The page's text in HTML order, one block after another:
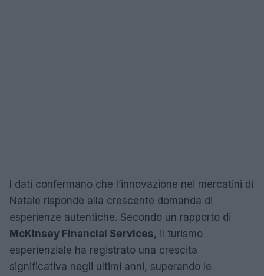
I dati confermano che l’innovazione nei mercatini di
Natale risponde alla crescente domanda di
esperienze autentiche. Secondo un rapporto di
McKinsey Financial Services, il turismo
esperienziale ha registrato una crescita
significativa negli ultimi anni, superando le